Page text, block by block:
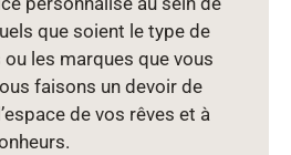
que soient le type de
les marques que vous
faisons un devoir de
de vos rêves et à